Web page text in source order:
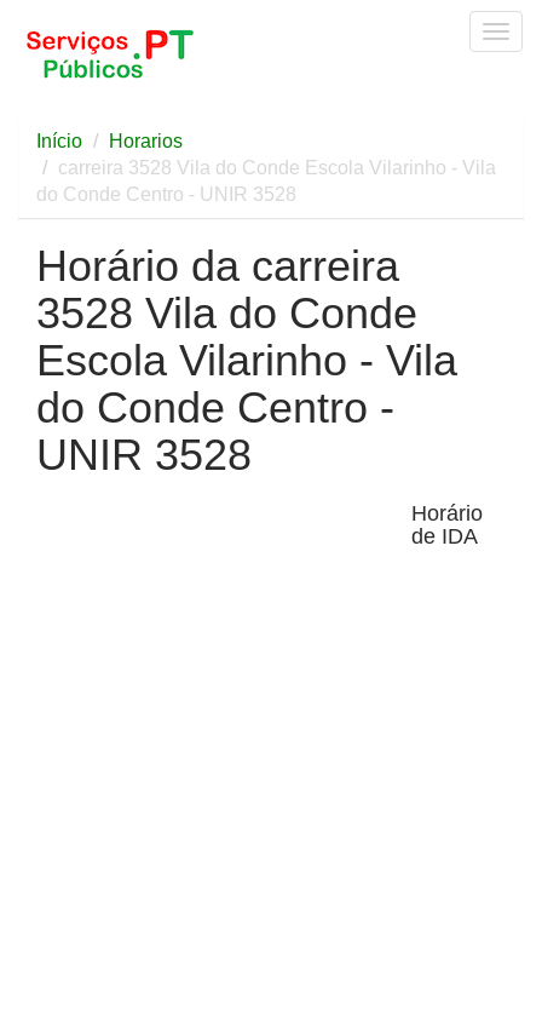
Início
Horarios
carreira 3528 Vila do Conde Escola Vilarinho - Vila
do Conde Centro - UNIR 3528
Horário da carreira
3528 Vila do Conde
Escola Vilarinho - Vila
do Conde Centro -
UNIR 3528
Horário
de IDA